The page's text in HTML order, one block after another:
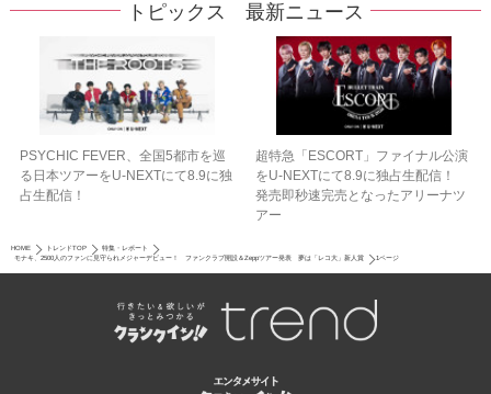
トピックス 最新ニュース
PSYCHIC FEVER、全国5都市を巡
る日本ツアーをU‐NEXTにて8.9に独
占生配信！
超特急「ESCORT」ファイナル公演
をU-NEXTにて8.9に独占生配信！
発売即秒速完売となったアリーナツ
アー
HOME トレンドTOP
特集・レポート
モナキ、2500人のファンに見守られメジャーデビュー！ ファンクラブ開設＆Zeppツアー発表 夢は「レコ大」新人賞
1ページ